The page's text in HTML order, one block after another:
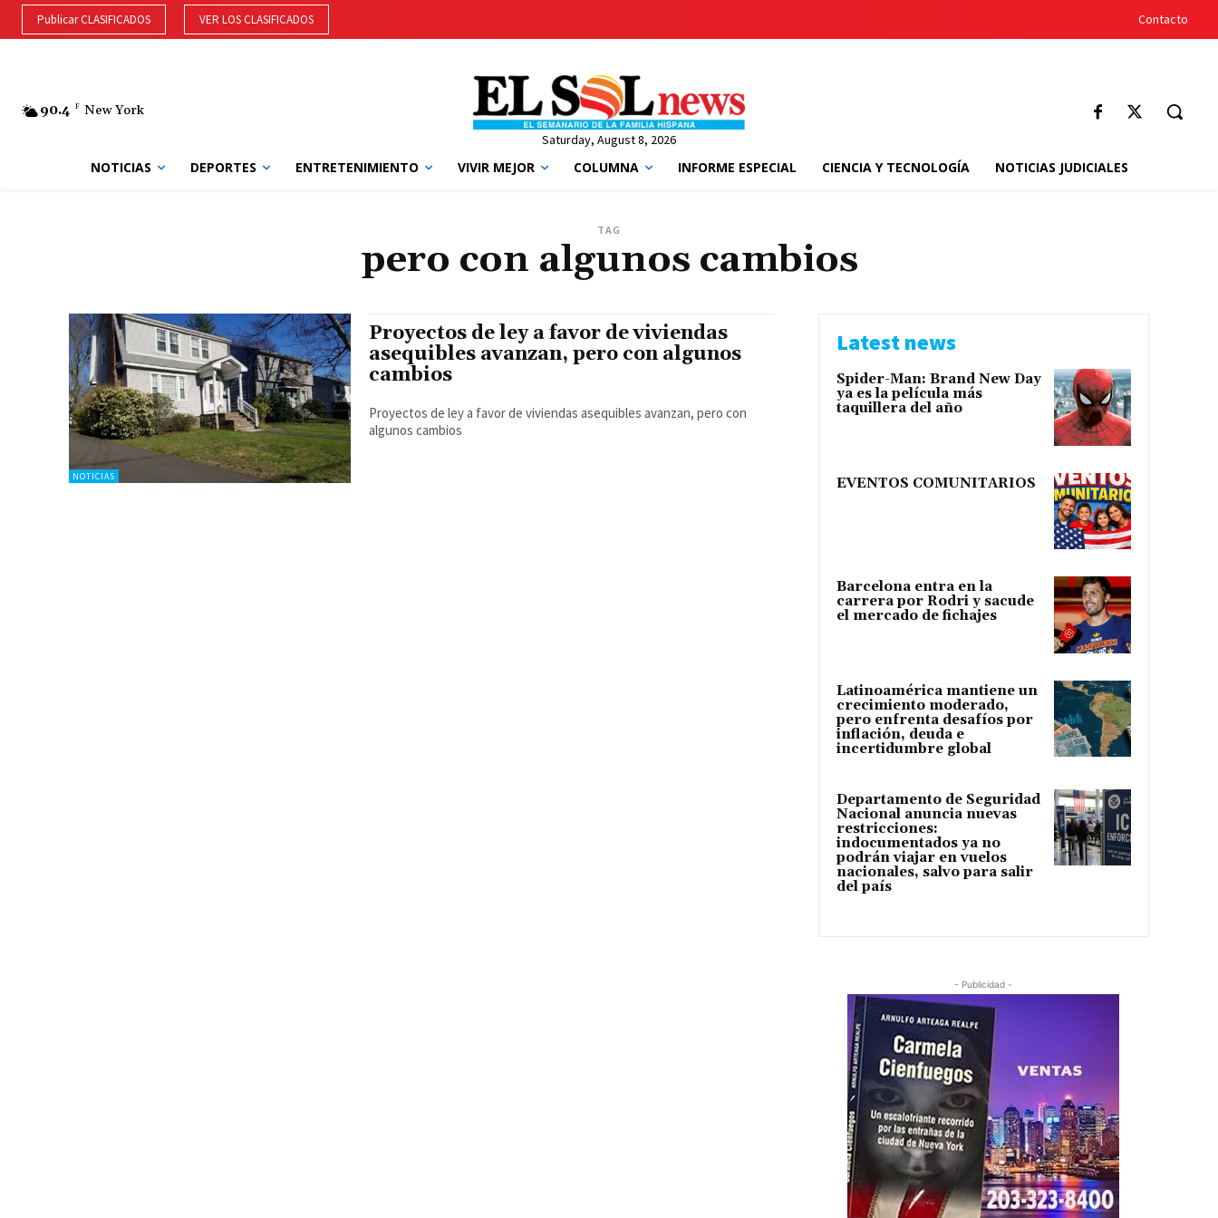
Publicar CLASIFICADOS VER LOS CLASIFICADOS Contacto
90.4 F New York
Saturday, August 8, 2026
NOTICIAS DEPORTES ENTRETENIMIENTO VIVIR MEJOR COLUMNA INFORME ESPECIAL CIENCIA Y TECNOLOGÍA NOTICIAS JUDICIALES
TAG
pero con algunos cambios
NOTICIAS
Proyectos de ley a favor de viviendas
asequibles avanzan, pero con algunos
cambios
Proyectos de ley a favor de viviendas asequibles avanzan, pero con
algunos cambios
Latest news
Spider-Man: Brand New Day
ya es la película más
taquillera del año
EVENTOS COMUNITARIOS
Barcelona entra en la
carrera por Rodri y sacude
el mercado de fichajes
Latinoamérica mantiene un
crecimiento moderado,
pero enfrenta desafíos por
inflación, deuda e
incertidumbre global
Departamento de Seguridad
Nacional anuncia nuevas
restricciones:
indocumentados ya no
podrán viajar en vuelos
nacionales, salvo para salir
del país
- Publicidad -